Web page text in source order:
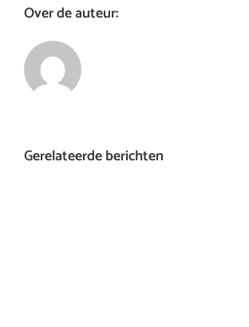
Over de auteur:
Gerelateerde berichten